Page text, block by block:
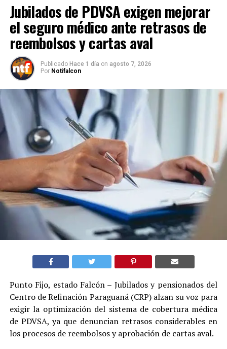
Jubilados de PDVSA exigen mejorar
el seguro médico ante retrasos de
reembolsos y cartas aval
Publicado Hace 1 día on agosto 7, 2026
Por Notifalcon
Punto Fijo, estado Falcón – Jubilados y pensionados del
Centro de Refinación Paraguaná (CRP) alzan su voz para
exigir la optimización del sistema de cobertura médica
de PDVSA, ya que denuncian retrasos considerables en
los procesos de reembolsos y aprobación de cartas aval.